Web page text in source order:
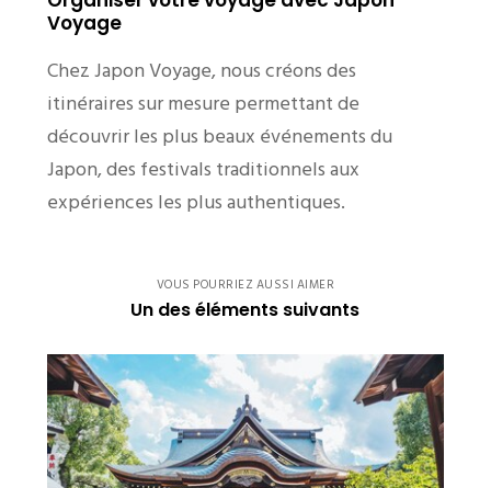
Voyage
Chez Japon Voyage, nous créons des
itinéraires sur mesure permettant de
découvrir les plus beaux événements du
Japon, des festivals traditionnels aux
expériences les plus authentiques.
VOUS POURRIEZ AUSSI AIMER
Un des éléments suivants